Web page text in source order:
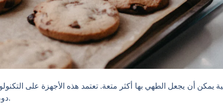
يمكن أن يجعل الطهي بها أكثر متعة. تعتمد هذه الأجهزة على
دون الحاجة إلى الإفراط في استخدام الزيت.